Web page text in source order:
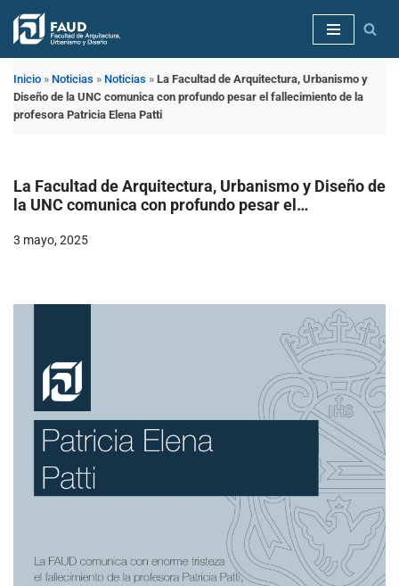
Saltar
contenido
Inicio » Noticias » Noticias » La Facultad de Arquitectura, Urbanismo y
Diseño de la UNC comunica con profundo pesar el fallecimiento de la
profesora Patricia Elena Patti
La Facultad de Arquitectura, Urbanismo y Diseño de
la UNC comunica con profundo pesar el
3 mayo, 2025